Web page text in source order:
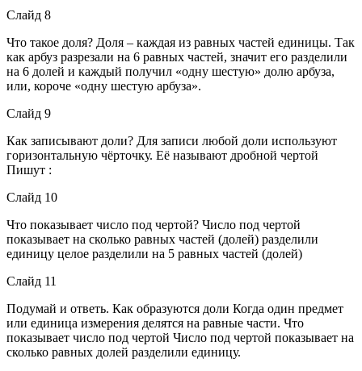
Слайд 8
Что такое доля? Доля – каждая из равных частей единицы. Так
как арбуз разрезали на 6 равных частей, значит его разделили
на 6 долей и каждый получил «одну шестую» долю арбуза,
или, короче «одну шестую арбуза».
Слайд 9
Как записывают доли? Для записи любой доли используют
горизонтальную чёрточку. Её называют дробной чертой
Пишут :
Слайд 10
Что показывает число под чертой? Число под чертой
показывает на сколько равных частей (долей) разделили
единицу целое разделили на 5 равных частей (долей)
Слайд 11
Подумай и ответь. Как образуются доли Когда один предмет
или единица измерения делятся на равные части. Что
показывает число под чертой Число под чертой показывает на
сколько равных долей разделили единицу.